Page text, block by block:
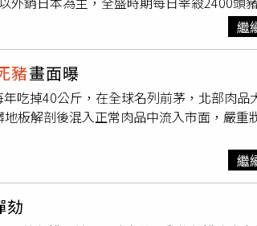
在運輸過程中暴斃死亡的豬隻拖到牛肉內
上直接進行，後方牆面還因長年髒污和油
品安全規範。在室溫下，作業人員沒穿制服
有傷口，明顯未經放血作業，作業人員則
豬的胸腔剖開後便再灌入自來水，絲毫不
中被開膛剖肚的屠體並非唯一的「受害豬
食用目的。知情人士透露，這些豬隻是「
埋焚化或委託合法清除處理業者代為處理
作業人員對屠宰
則早習以為常，但
這才決定將此惡行公諸於眾，希望主管機
示，屠宰現場都有派駐屠檢獸醫，
關資料以便展開調查。雅勝回應，相關指
（食品安全管制系統）和ISO22000稽
工廠、團膳機構、量販店和生鮮超市，包括
乎全台灣吃豬肉人群都曾食用過雅勝肉品
牛隻胃部強行灌水，手段極為惡劣。（圖
理區宰殺，在滿是油污的骯髒地板「席地
大型細菌培養皿，最終更成為桌上菜餚被
確為牛肉內臟處理區，再以照片定位確認
出生、生長至上市屠宰的過程中，可能因飼
死亡，藏有傳播非洲豬瘟等高傳染性惡性疫
安全，因而被農業部列為一般事業廢棄物
雅勝聘用的移工在牛肉內臟區肢解
繼
豬畫面曝
吃掉40公斤，在全球名列前茅，北部肉品
地板解剖後混入正常肉品中流入市面，嚴重
繼
劾